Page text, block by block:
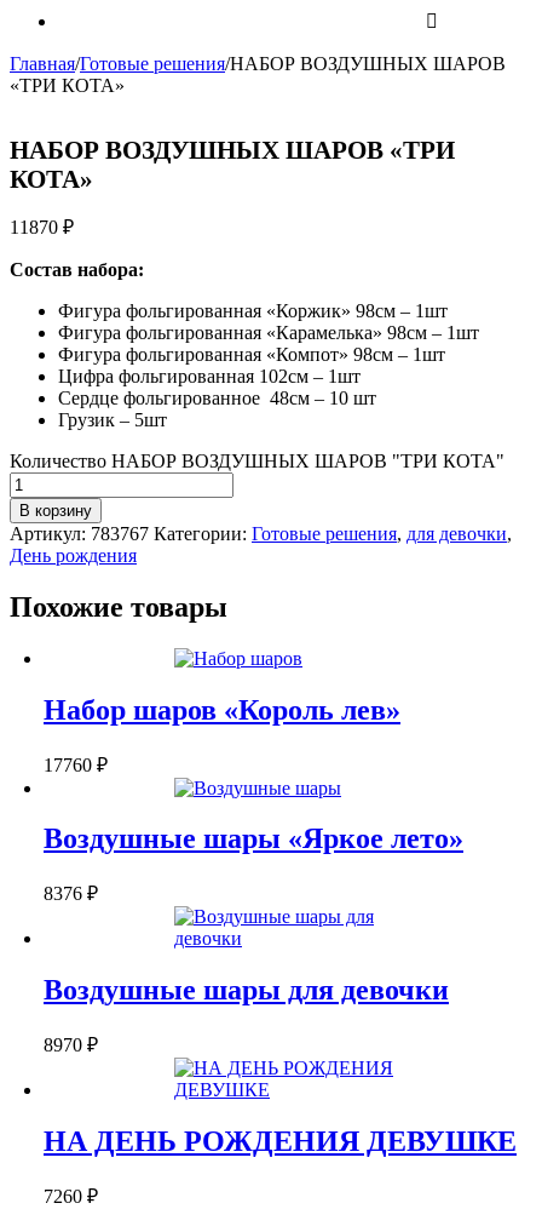
Главная/Готовые решения/НАБОР ВОЗДУШНЫХ ШАРОВ
«ТРИ КОТА»
НАБОР ВОЗДУШНЫХ ШАРОВ «ТРИ
КОТА»
11870 ₽
Состав набора:
Фигура фольгированная «Коржик» 98см – 1шт
Фигура фольгированная «Карамелька» 98см – 1шт
Фигура фольгированная «Компот» 98см – 1шт
Цифра фольгированная 102см – 1шт
Сердце фольгированное 48см – 10 шт
Грузик – 5шт
Количество НАБОР ВОЗДУШНЫХ ШАРОВ "ТРИ КОТА"
В корзину
Артикул: 783767 Категории: Готовые решения, для девочки,
День рождения
Похожие товары
Набор шаров «Король лев»
17760 ₽
Воздушные шары «Яркое лето»
8376 ₽
Воздушные шары для девочки
8970 ₽
НА ДЕНЬ РОЖДЕНИЯ ДЕВУШКЕ
7260 ₽